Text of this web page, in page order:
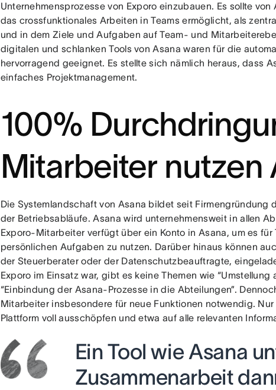
Unternehmensprozesse von Exporo einzubauen. Es sollte
das crossfunktionales Arbeiten in Teams ermöglicht, als
und in dem Ziele und Aufgaben auf Team- und
digitalen und schlanken Tools von Asana waren für die
hervorragend geeignet. Es stellte sich nämlich heraus, dass
einfaches Projektmanagement.
100%
Mitarbeiter nutzen
Die Systemlandschaft von Asana bildet seit Firmengründung
der Betriebsabläufe. Asana wird unternehmensweit in allen
Exporo-Mitarbeiter verfügt über ein Konto in Asana, um es
persönlichen Aufgaben zu nutzen. Darüber hinaus können
der Steuerberater oder der Datenschutzbeauftragte,
Exporo im Einsatz war, gibt es keine Themen wie
“Einbindung der Asana-Prozesse in die Abteilungen”.
Mitarbeiter insbesondere für neue Funktionen notwendig.
Plattform voll ausschöpfen und etwa auf alle relevanten
Ein Tool wie Asana
Zusammenarbeit